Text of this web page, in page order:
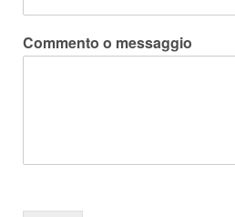
Commento o messaggio